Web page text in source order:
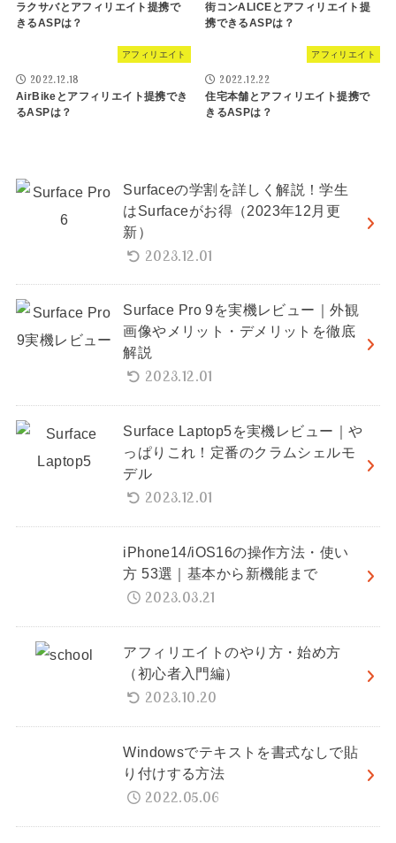
ラクサバとアフィリエイト提携で
きるASPは？
街コンALICEとアフィリエイト提
携できるASPは？
アフィリエイト
2022.12.18
AirBikeとアフィリエイト提携でき
るASPは？
アフィリエイト
2022.12.22
住宅本舗とアフィリエイト提携で
きるASPは？
Surfaceの学割を詳しく解説！学生
はSurfaceがお得（2023年12月更
新）
2023.12.01
Surface Pro 9を実機レビュー｜外観
画像やメリット・デメリットを徹底
解説
2023.12.01
Surface Laptop5を実機レビュー｜や
っぱりこれ！定番のクラムシェルモ
デル
2023.12.01
iPhone14/iOS16の操作方法・使い
方 53選｜基本から新機能まで
2023.03.21
アフィリエイトのやり方・始め方
（初心者入門編）
2023.10.20
Windowsでテキストを書式なしで貼
り付けする方法
2022.05.06